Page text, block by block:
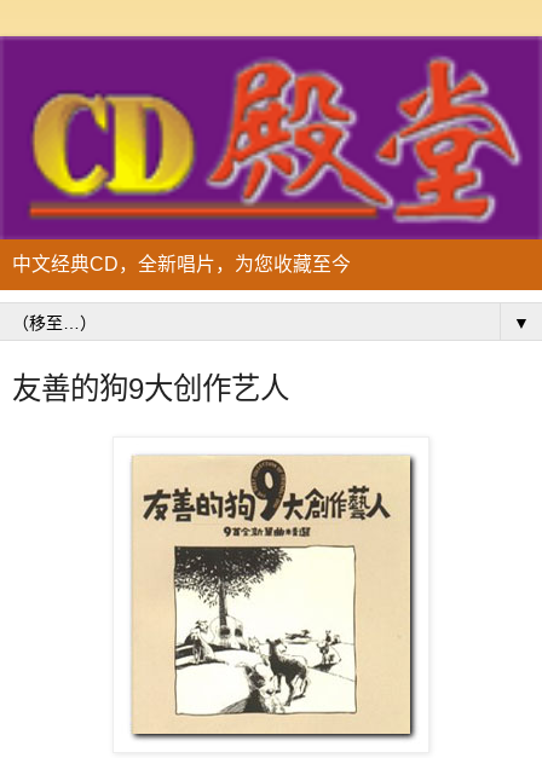
中文经典CD，全新唱片，为您收藏至今
▼
友善的狗9大创作艺人